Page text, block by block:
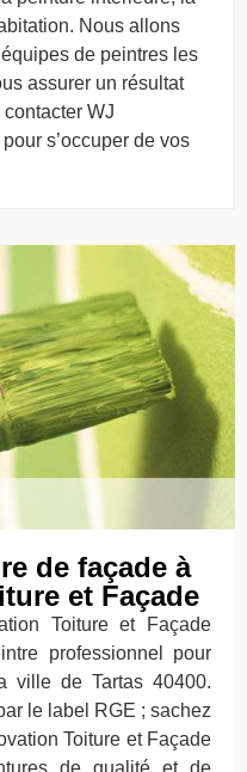
Nous allons
de peintres les
assurer un résultat
WJ
s’occuper de vos
de façade à
et Façade
Toiture et Façade
professionnel pour
ville de Tartas 40400.
le label RGE ; sachez
Toiture et Façade
de qualité et de